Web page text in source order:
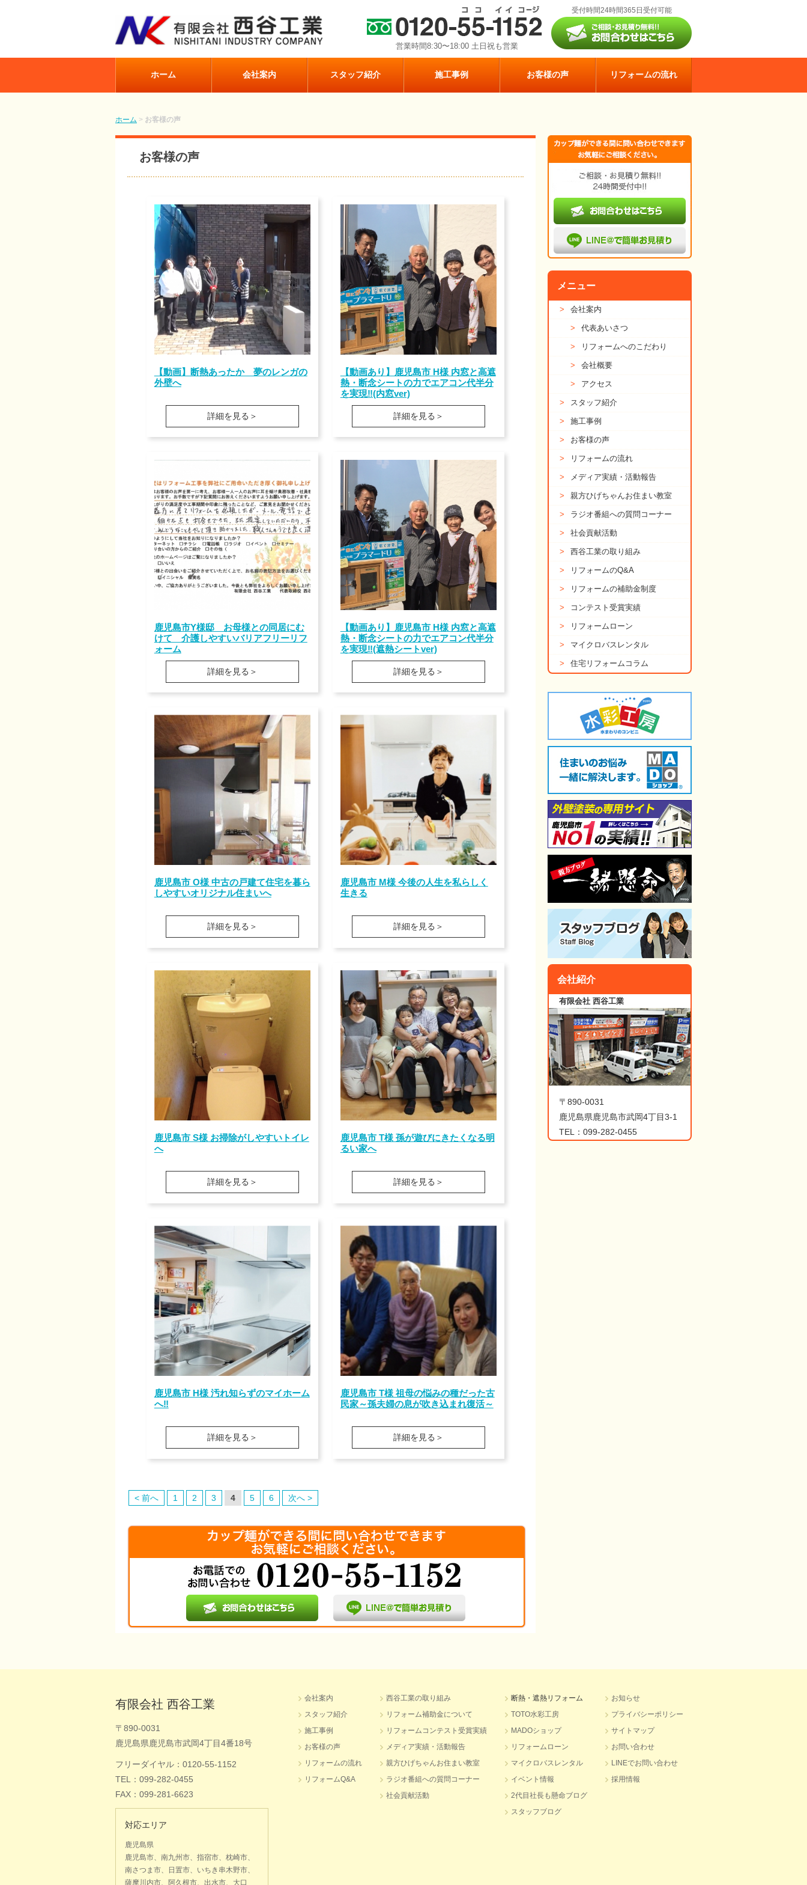
営業時間8:30〜18:00 土日祝も営業
受付時間24時間365日受付可能
ホーム 会社案内 スタッフ紹介 施工事例 お客様の声 リフォームの流れ
ホーム > お客様の声
お客様の声
【動画】断熱あったか 夢のレンガの
外壁へ
詳細を見る＞
【動画あり】鹿児島市 H様 内窓と高遮
熱・断念シートの力でエアコン代半分
を実現‼(内窓ver)
詳細を見る＞
鹿児島市Y様邸 お母様との同居にむ
けて 介護しやすいバリアフリーリフ
ォーム
詳細を見る＞
【動画あり】鹿児島市 H様 内窓と高遮
熱・断念シートの力でエアコン代半分
を実現‼(遮熱シートver)
詳細を見る＞
鹿児島市 O様 中古の戸建て住宅を暮ら
しやすいオリジナル住まいへ
詳細を見る＞
鹿児島市 M様 今後の人生を私らしく
生きる
詳細を見る＞
鹿児島市 S様 お掃除がしやすいトイレ
へ
詳細を見る＞
鹿児島市 T様 孫が遊びにきたくなる明
るい家へ
詳細を見る＞
鹿児島市 H様 汚れ知らずのマイホーム
へ‼
詳細を見る＞
鹿児島市 T様 祖母の悩みの種だった古
民家～孫夫婦の息が吹き込まれ復活～
詳細を見る＞
< 前へ 1 2 3 4 5 6 次へ >
メニュー
> 会社案内
> 代表あいさつ
> リフォームへのこだわり
> 会社概要
> アクセス
> スタッフ紹介
> 施工事例
> お客様の声
> リフォームの流れ
> メディア実績・活動報告
> 親方ひげちゃんお住まい教室
> ラジオ番組への質問コーナー
> 社会貢献活動
> 西谷工業の取り組み
> リフォームのQ&A
> リフォームの補助金制度
> コンテスト受賞実績
> リフォームローン
> マイクロバスレンタル
> 住宅リフォームコラム
会社紹介
有限会社 西谷工業
〒890-0031
鹿児島県鹿児島市武岡4丁目3-1
TEL：099-282-0455
有限会社 西谷工業
〒890-0031
鹿児島県鹿児島市武岡4丁目4番18号
フリーダイヤル：0120-55-1152
TEL：099-282-0455
FAX：099-281-6623
対応エリア
鹿児島県
鹿児島市、南九州市、指宿市、枕崎市、
南さつま市、日置市、いちき串木野市、
薩摩川内市、阿久根市、出水市、大口
会社案内
スタッフ紹介
施工事例
お客様の声
リフォームの流れ
リフォームQ&A
西谷工業の取り組み
リフォーム補助金について
リフォームコンテスト受賞実績
メディア実績・活動報告
親方ひげちゃんお住まい教室
ラジオ番組への質問コーナー
社会貢献活動
断熱・遮熱リフォーム
TOTO水彩工房
MADOショップ
リフォームローン
マイクロバスレンタル
イベント情報
2代目社長も懸命ブログ
スタッフブログ
お知らせ
プライバシーポリシー
サイトマップ
お問い合わせ
LINEでお問い合わせ
採用情報